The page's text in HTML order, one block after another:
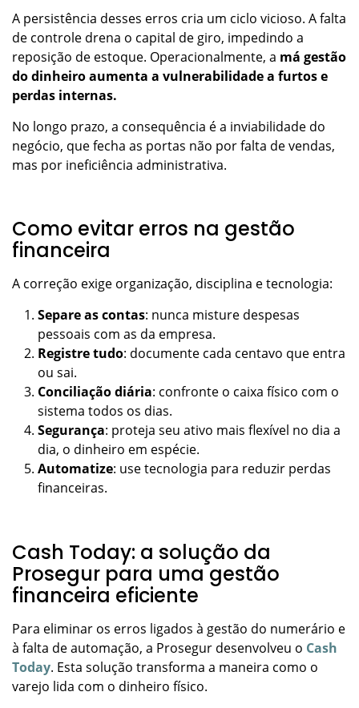
A persistência desses erros cria um ciclo vicioso. A falta
de controle drena o capital de giro, impedindo a
reposição de estoque. Operacionalmente, a má gestão
do dinheiro aumenta a vulnerabilidade a furtos e
perdas internas.
No longo prazo, a consequência é a inviabilidade do
negócio, que fecha as portas não por falta de vendas,
mas por ineficiência administrativa.
Como evitar erros na gestão
financeira
A correção exige organização, disciplina e tecnologia:
Separe as contas: nunca misture despesas
pessoais com as da empresa.
Registre tudo: documente cada centavo que entra
ou sai.
Conciliação diária: confronte o caixa físico com o
sistema todos os dias.
Segurança: proteja seu ativo mais flexível no dia a
dia, o dinheiro em espécie.
Automatize: use tecnologia para reduzir perdas
financeiras.
Cash Today: a solução da
Prosegur para uma gestão
financeira eficiente
Para eliminar os erros ligados à gestão do numerário e
à falta de automação, a Prosegur desenvolveu o Cash
Today. Esta solução transforma a maneira como o
varejo lida com o dinheiro físico.